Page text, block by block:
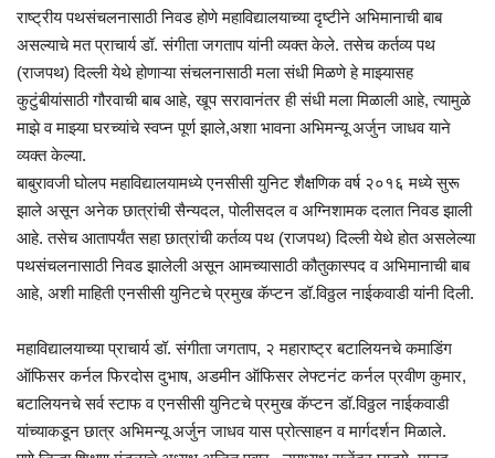
राष्ट्रीय पथसंचलनासाठी निवड होणे महाविद्यालयाच्या दृष्टीने अभिमानाची बाब
असल्याचे मत प्राचार्य डॉ. संगीता जगताप यांनी व्यक्त केले. तसेच कर्तव्य पथ
(राजपथ) दिल्ली येथे होणाऱ्या संचलनासाठी मला संधी मिळणे हे माझ्यासह
कुटुंबीयांसाठी गौरवाची बाब आहे, खूप सरावानंतर ही संधी मला मिळाली आहे, त्यामुळे
माझे व माझ्या घरच्यांचे स्वप्न पूर्ण झाले,अशा भावना अभिमन्यू अर्जुन जाधव याने
व्यक्त केल्या.
बाबुरावजी घोलप महाविद्यालयामध्ये एनसीसी युनिट शैक्षणिक वर्ष २०१६ मध्ये सुरू
झाले असून अनेक छात्रांची सैन्यदल, पोलीसदल व अग्निशामक दलात निवड झाली
आहे. तसेच आतापर्यंत सहा छात्रांची कर्तव्य पथ (राजपथ) दिल्ली येथे होत असलेल्या
पथसंचलनासाठी निवड झालेली असून आमच्यासाठी कौतुकास्पद व अभिमानाची बाब
आहे, अशी माहिती एनसीसी युनिटचे प्रमुख कॅप्टन डॉ.विठ्ठल नाईकवाडी यांनी दिली.
महाविद्यालयाच्या प्राचार्य डॉ. संगीता जगताप, २ महाराष्ट्र बटालियनचे कमाडिंग
ऑफिसर कर्नल फिरदोस दुभाष, अडमीन ऑफिसर लेफ्टनंट कर्नल प्रवीण कुमार,
बटालियनचे सर्व स्टाफ व एनसीसी युनिटचे प्रमुख कॅप्टन डॉ.विठ्ठल नाईकवाडी
यांच्याकडून छात्र अभिमन्यू अर्जुन जाधव यास प्रोत्साहन व मार्गदर्शन मिळाले.